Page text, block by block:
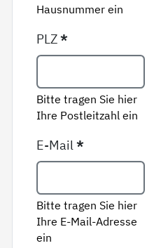
Hausnummer ein
PLZ*
Bitte tragen Sie hier
Ihre Postleitzahl ein
E-Mail*
Bitte tragen Sie hier
Ihre E-Mail-Adresse
ein